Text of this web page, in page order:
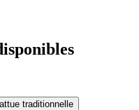
traditionnelle